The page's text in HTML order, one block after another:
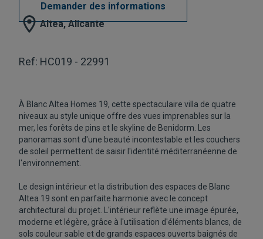
Demander des informations
Altea, Alicante
Ref: HC019 - 22991
À Blanc Altea Homes 19, cette spectaculaire villa de quatre
niveaux au style unique offre des vues imprenables sur la
mer, les forêts de pins et le skyline de Benidorm. Les
panoramas sont d'une beauté incontestable et les couchers
de soleil permettent de saisir l'identité méditerranéenne de
l'environnement.
Le design intérieur et la distribution des espaces de Blanc
Altea 19 sont en parfaite harmonie avec le concept
architectural du projet. L'intérieur reflète une image épurée,
moderne et légère, grâce à l'utilisation d'éléments blancs, de
sols couleur sable et de grands espaces ouverts baignés de